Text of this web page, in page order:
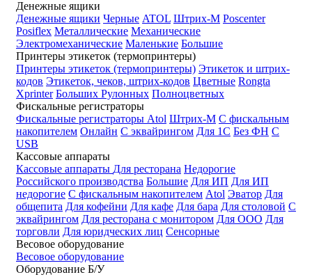
Денежные ящики
Денежные ящики Черные ATOL Штрих-М Poscenter
Posiflex Металлические Механические
Электромеханические Маленькие Большие
Принтеры этикеток (термопринтеры)
Принтеры этикеток (термопринтеры) Этикеток и штрих-
кодов Этикеток, чеков, штрих-кодов Цветные Rongta
Xprinter Больших Рулонных Полноцветных
Фискальные регистраторы
Фискальные регистраторы Atol Штрих-М С фискальным
накопителем Онлайн С эквайрингом Для 1С Без ФН С
USB
Кассовые аппараты
Кассовые аппараты Для ресторана Недорогие
Российского производства Большие Для ИП Для ИП
недорогие С фискальным накопителем Atol Эватор Для
общепита Для кофейни Для кафе Для бара Для столовой С
эквайрингом Для ресторана с монитором Для ООО Для
торговли Для юридческих лиц Сенсорные
Весовое оборудование
Весовое оборудование
Оборудование Б/У